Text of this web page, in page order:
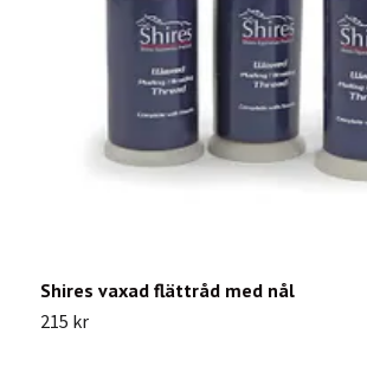
Shires vaxad flättråd med nål
215 kr